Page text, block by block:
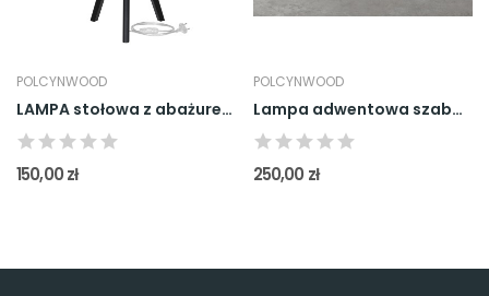
POLCYNWOOD
LAMPA stołowa z abażurem "Sofia" Czarna
150,00 zł
POLCYNWOOD
Lampa adwentowa szabasowa świecznik świąteczny...
250,00 zł